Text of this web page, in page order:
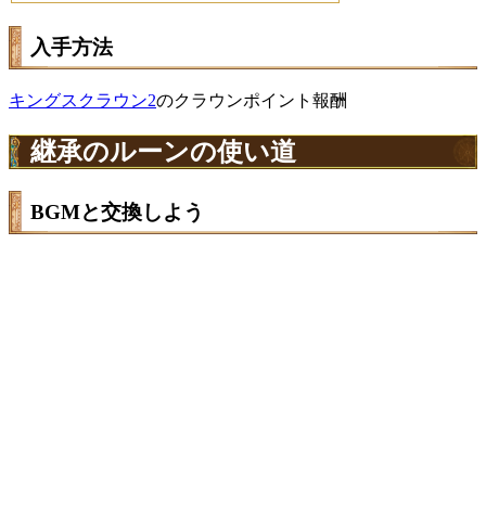
入手方法
キングスクラウン2のクラウンポイント報酬
継承のルーンの使い道
BGMと交換しよう